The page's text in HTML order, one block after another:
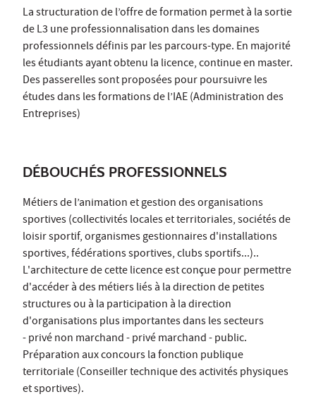
La structuration de l’offre de formation permet à la sortie
de L3 une professionnalisation dans les domaines
professionnels définis par les parcours-type. En majorité
les étudiants ayant obtenu la licence, continue en master.
Des passerelles sont proposées pour poursuivre les
études dans les formations de l’IAE (Administration des
Entreprises)
DÉBOUCHÉS PROFESSIONNELS
Métiers de l’animation et gestion des organisations
sportives (collectivités locales et territoriales, sociétés de
loisir sportif, organismes gestionnaires d'installations
sportives, fédérations sportives, clubs sportifs...)..
L'architecture de cette licence est conçue pour permettre
d'accéder à des métiers liés à la direction de petites
structures ou à la participation à la direction
d'organisations plus importantes dans les secteurs
- privé non marchand - privé marchand - public.
Préparation aux concours la fonction publique
territoriale (Conseiller technique des activités physiques
et sportives).